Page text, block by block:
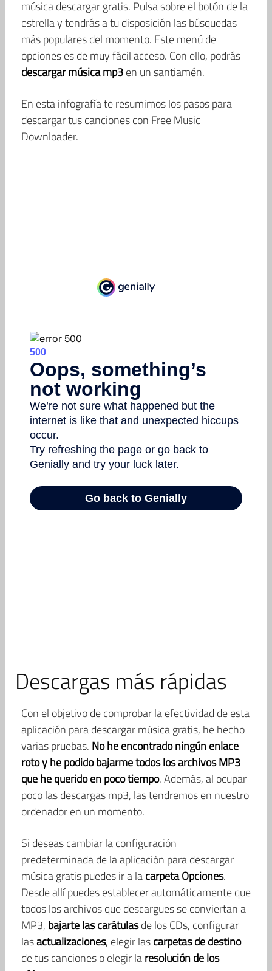
música descargar gratis. Pulsa sobre el botón de la
estrella y tendrás a tu disposición las búsquedas
más populares del momento. Este menú de
opciones es de muy fácil acceso. Con ello, podrás
descargar música mp3en un santiamén.
En esta infografía te resumimos los pasos para
descargar tus canciones con Free Music
Downloader.
Descargas más rápidas
Con el objetivo de comprobar la efectividad de esta
aplicación para descargar música gratis, he hecho
varias pruebas. No he encontrado ningún enlace
roto y he podido bajarme todos los archivos MP3
que he querido en poco tiempo. Además, al ocupar
poco las descargas mp3, las tendremos en nuestro
ordenador en un momento.
Si deseas cambiar la configuración
predeterminada de la aplicación para descargar
música gratis puedes ir a lacarpeta Opciones.
Desde allí puedes establecer automáticamente que
todos los archivos que descargues se conviertan a
MP3, bajarte las carátulasde los CDs, configurar
lasactualizaciones, elegir lascarpetas de destino
de tus canciones o elegir laresolución de los